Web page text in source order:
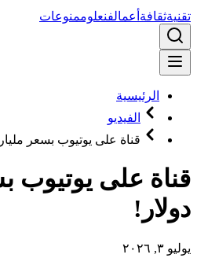
تقنيةثقافةأعمالفنعلوممنوعات
الرئيسية
الفيديو
قناة على يوتيوب بسعر مليار
قناة على يوتيوب
دولار!
يوليو ٣, ٢٠٢٦